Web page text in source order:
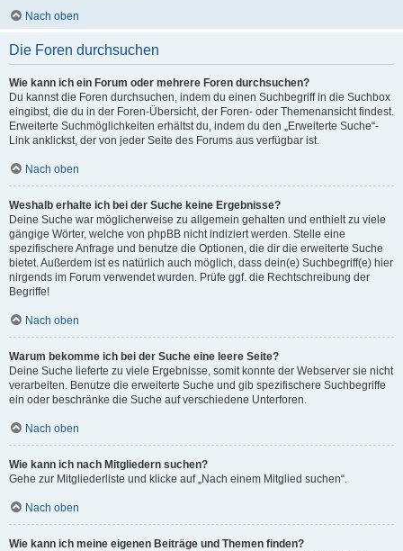
Nach oben
Die Foren durchsuchen
Wie kann ich ein Forum oder mehrere Foren durchsuchen?
Du kannst die Foren durchsuchen, indem du einen Suchbegriff in die Suchbox
eingibst, die du in der Foren-Übersicht, der Foren- oder Themenansicht findest.
Erweiterte Suchmöglichkeiten erhältst du, indem du den „Erweiterte Suche“-
Link anklickst, der von jeder Seite des Forums aus verfügbar ist.
Nach oben
Weshalb erhalte ich bei der Suche keine Ergebnisse?
Deine Suche war möglicherweise zu allgemein gehalten und enthielt zu viele
gängige Wörter, welche von phpBB nicht indiziert werden. Stelle eine
spezifischere Anfrage und benutze die Optionen, die dir die erweiterte Suche
bietet. Außerdem ist es natürlich auch möglich, dass dein(e) Suchbegriff(e) hier
nirgends im Forum verwendet wurden. Prüfe ggf. die Rechtschreibung der
Begriffe!
Nach oben
Warum bekomme ich bei der Suche eine leere Seite?
Deine Suche lieferte zu viele Ergebnisse, somit konnte der Webserver sie nicht
verarbeiten. Benutze die erweiterte Suche und gib spezifischere Suchbegriffe
ein oder beschränke die Suche auf verschiedene Unterforen.
Nach oben
Wie kann ich nach Mitgliedern suchen?
Gehe zur Mitgliederliste und klicke auf „Nach einem Mitglied suchen“.
Nach oben
Wie kann ich meine eigenen Beiträge und Themen finden?